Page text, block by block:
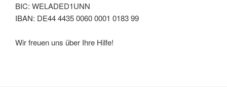
BIC: WELADED1UNN
IBAN: DE44 4435 0060 0001 0183 99
Wir freuen uns über Ihre Hilfe!